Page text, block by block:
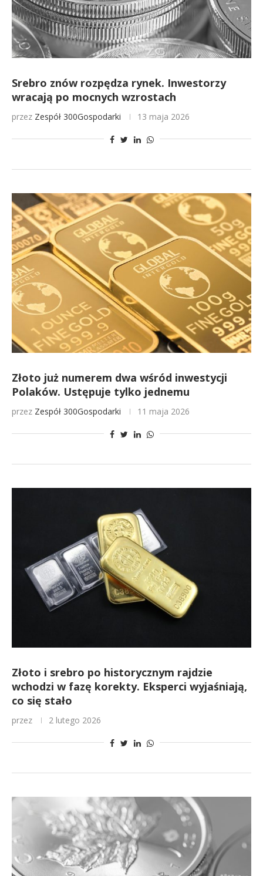
Srebro znów rozpędza rynek. Inwestorzy
wracają po mocnych wzrostach
przez Zespół 300Gospodarki 13 maja 2026
Złoto już numerem dwa wśród inwestycji
Polaków. Ustępuje tylko jednemu
przez Zespół 300Gospodarki 11 maja 2026
Złoto i srebro po historycznym rajdzie
wchodzi w fazę korekty. Eksperci wyjaśniają,
co się stało
przez 2 lutego 2026